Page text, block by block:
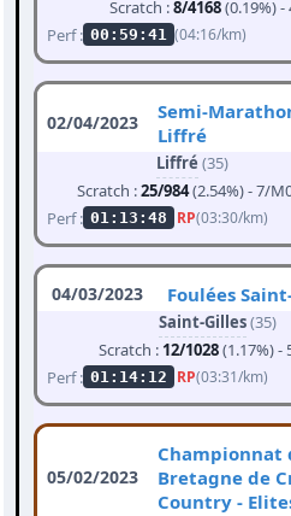
Scratch :8/4168(0.19%) -
Perf : 00:59:41 (04:16/km)
02/04/2023
Semi-
Liffré
Liffré (35)
Scratch :25/984(2.54%) - 7/
Perf : 01:13:48 RP(03:30/km)
04/03/2023 Foulées
Saint-Gilles(35)
Scratch : 12/1028(1.17%) -
Perf : 01:14:12 RP(03:31/km)
05/02/2023
Championnat
Bretagne de
Country -